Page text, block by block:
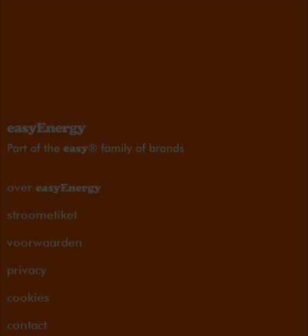
over
stroometiket
voorwaarden
privacy
cookies
contact